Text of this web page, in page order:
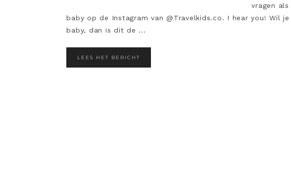
vragen
baby op de Instagram van @Travelkids.co. I hear you! Wil
baby, dan is dit de ...
LEES HET BERICHT